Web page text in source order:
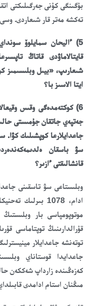
تەكشە مەتر قار شىعاردى.
5) ءاليحان سمايلوۆ
قايتالاماۋدى قاتاڭ
شىعارىپ، «بيىل وبلىسىمىز
ايتا الاسىز با؟
6) كوكتەمدەگى وقىس
جەتپەي جاتقان جۇمىستى
جاعدايلارعا كوپشىلىك كۋا.
سۋ باسقان
قانشالىقتى ءازىر؟
موتوپومپاسى بار وبلىستىڭ
قۇرالدارىنىڭ توپتاماسى
جاعدايدا قوستاناي
مىڭنان استام ادامدى